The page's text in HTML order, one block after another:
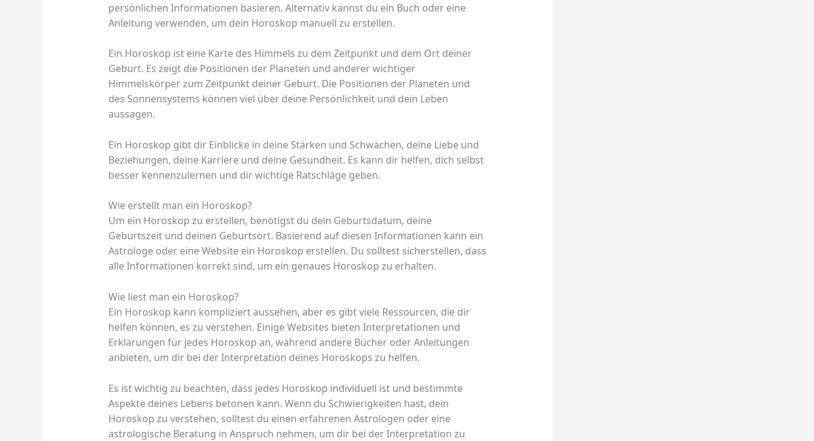
persönlichen Informationen basieren. Alternativ kannst du ein Buch oder eine
Anleitung verwenden, um dein Horoskop manuell zu erstellen.
Ein Horoskop ist eine Karte des Himmels zu dem Zeitpunkt und dem Ort deiner
Geburt. Es zeigt die Positionen der Planeten und anderer wichtiger
Himmelskörper zum Zeitpunkt deiner Geburt. Die Positionen der Planeten und
des Sonnensystems können viel über deine Persönlichkeit und dein Leben
aussagen.
Ein Horoskop gibt dir Einblicke in deine Stärken und Schwächen, deine Liebe und
Beziehungen, deine Karriere und deine Gesundheit. Es kann dir helfen, dich selbst
besser kennenzulernen und dir wichtige Ratschläge geben.
Wie erstellt man ein Horoskop?
Um ein Horoskop zu erstellen, benötigst du dein Geburtsdatum, deine
Geburtszeit und deinen Geburtsort. Basierend auf diesen Informationen kann ein
Astrologe oder eine Website ein Horoskop erstellen. Du solltest sicherstellen, dass
alle Informationen korrekt sind, um ein genaues Horoskop zu erhalten.
Wie liest man ein Horoskop?
Ein Horoskop kann kompliziert aussehen, aber es gibt viele Ressourcen, die dir
helfen können, es zu verstehen. Einige Websites bieten Interpretationen und
Erklärungen für jedes Horoskop an, während andere Bücher oder Anleitungen
anbieten, um dir bei der Interpretation deines Horoskops zu helfen.
Es ist wichtig zu beachten, dass jedes Horoskop individuell ist und bestimmte
Aspekte deines Lebens betonen kann. Wenn du Schwierigkeiten hast, dein
Horoskop zu verstehen, solltest du einen erfahrenen Astrologen oder eine
astrologische Beratung in Anspruch nehmen, um dir bei der Interpretation zu